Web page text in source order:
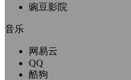
豌豆影院
音乐
网易云
QQ
酷狗